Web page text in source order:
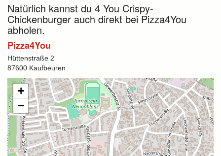
Natürlich kannst du 4 You Crispy-
Chickenburger auch direkt bei Pizza4You
abholen.
Pizza4You
Hüttenstraße 2
87600 Kaufbeuren
+
−